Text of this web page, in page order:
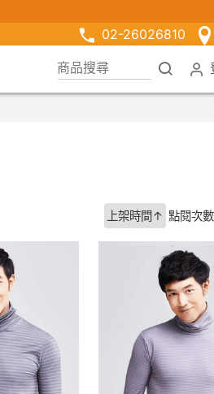
02-26026810
上架時間↑ 點閱次數